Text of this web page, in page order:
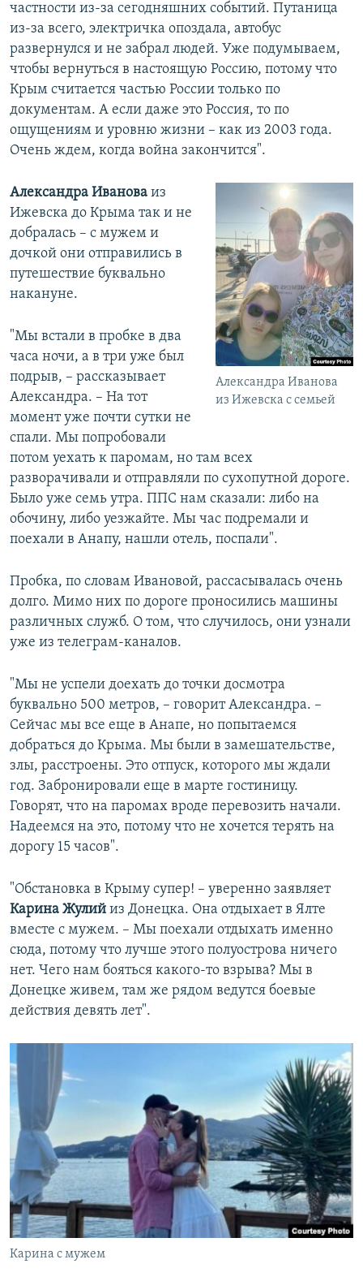
частности из-за сегодняшних событий. Путаница
из-за всего, электричка опоздала, автобус
развернулся и не забрал людей. Уже подумываем,
чтобы вернуться в настоящую Россию, потому что
Крым считается частью России только по
документам. А если даже это Россия, то по
ощущениям и уровню жизни – как из 2003 года.
Очень ждем, когда война закончится".
Александра Иванова
из Ижевска с семьей
Александра Иванова из
Ижевска до Крыма так и не
добралась – с мужем и
дочкой они отправились в
путешествие буквально
накануне.
"Мы встали в пробке в два
часа ночи, а в три уже был
подрыв, – рассказывает
Александра. – На тот
момент уже почти сутки не
спали. Мы попробовали
потом уехать к паромам, но там всех
разворачивали и отправляли по сухопутной дороге.
Было уже семь утра. ППС нам сказали: либо на
обочину, либо уезжайте. Мы час подремали и
поехали в Анапу, нашли отель, поспали".
Пробка, по словам Ивановой, рассасывалась очень
долго. Мимо них по дороге проносились машины
различных служб. О том, что случилось, они узнали
уже из телеграм-каналов.
"Мы не успели доехать до точки досмотра
буквально 500 метров, – говорит Александра. –
Сейчас мы все еще в Анапе, но попытаемся
добраться до Крыма. Мы были в замешательстве,
злы, расстроены. Это отпуск, которого мы ждали
год. Забронировали еще в марте гостиницу.
Говорят, что на паромах вроде перевозить начали.
Надеемся на это, потому что не хочется терять на
дорогу 15 часов".
"Обстановка в Крыму супер! – уверенно заявляет
Карина Жулий из Донецка. Она отдыхает в Ялте
вместе с мужем. – Мы поехали отдыхать именно
сюда, потому что лучше этого полуострова ничего
нет. Чего нам бояться какого-то взрыва? Мы в
Донецке живем, там же рядом ведутся боевые
действия девять лет".
Карина с мужем